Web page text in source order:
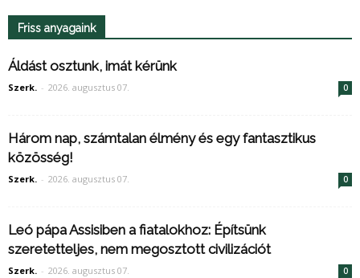
Friss anyagaink
Áldást osztunk, imát kérünk
Szerk. - 2026. augusztus 07. 0
Három nap, számtalan élmény és egy fantasztikus
közösség!
Szerk. - 2026. augusztus 07. 0
Leó pápa Assisiben a fiatalokhoz: Építsünk
szeretetteljes, nem megosztott civilizációt
Szerk. - 2026. augusztus 07. 0